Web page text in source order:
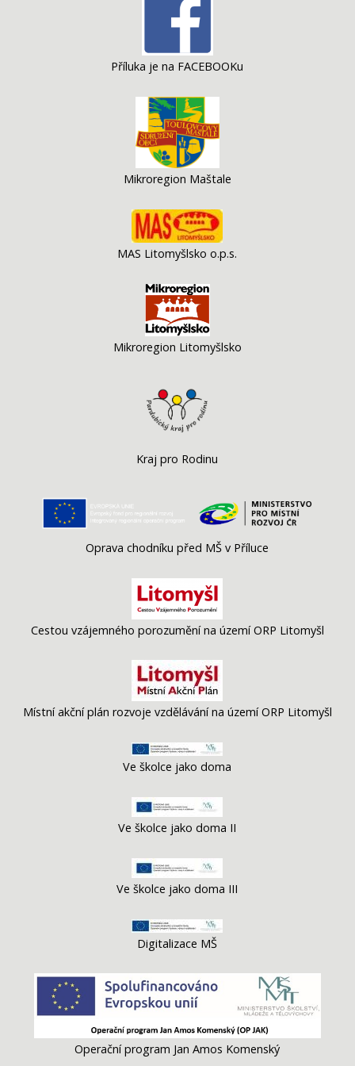
Příluka je na FACEBOOKu
Mikroregion Maštale
MAS Litomyšlsko o.p.s.
Mikroregion Litomyšlsko
Kraj pro Rodinu
Oprava chodníku před MŠ v Příluce
Cestou vzájemného porozumění na území ORP Litomyšl
Místní akční plán rozvoje vzdělávání na území ORP Litomyšl
Ve školce jako doma
Ve školce jako doma II
Ve školce jako doma III
Digitalizace MŠ
Operační program Jan Amos Komenský